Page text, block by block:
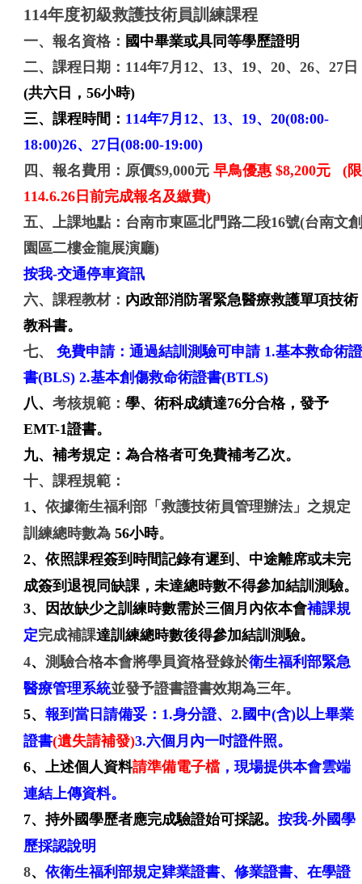
114年度初級救護技術員訓練課程
一、報名資格： 國中畢業或具同等學歷證明
二、課程日期：114年7月12、13、19、20、26、27日
(共六日，56小時)
三、課程時間： 114年7月12、13、19、20(08:00-
18:00)26、27日(08:00-19:00)
四、報名費用： 原價$9,000元 早鳥優惠 $8,200元
(限
114.6.26日前完成報名及繳費)
五、上課地點：台南市東區北門路二段16號(台南文
園區二樓金龍展演廳)
按我-交通停車資訊
六、課程教材： 內政部消防署緊急醫療救護單項技術
教科書。
七、
免費申請：通過結訓測驗可申請 1.基本救命術
書(BLS) 2.基本創傷救命術證書(BTLS)
八、考核規範：學、術科成績達76分合格，發予
EMT-1證書。
九、補考規定：為合格者可免費補考乙次。
十、課程規範：
1 、依據衛生福利部「救護技術員管理辦法」之規定
訓練總時數為 56小時。
2、依照課程簽到時間記錄有遲到、中途離席或未完
成簽到退視同缺課，未達總時數不得參加結訓測驗。
3、 因故缺少之訓練時數需於三個月內依本會補課規
定完成補課達訓練總時數後得參加結訓測驗。
4、測驗合格本會將學員資格登錄於衛生福利部緊急
醫療管理系統並發予證書證書效期為三年。
5、報到當日請備妥：1.身分證、2.國中(含)以上畢業
證書(遺失請補發)3.六個月內一吋證件照。
6、上述個人資料請準備電子檔 ，現場提供本會雲端
連結上傳資料。
7、持外國學歷者應完成驗證始可採認。按我-外國學
歷採認說明
8、依衛生福利部規定肄業證書、修業證書、在學證